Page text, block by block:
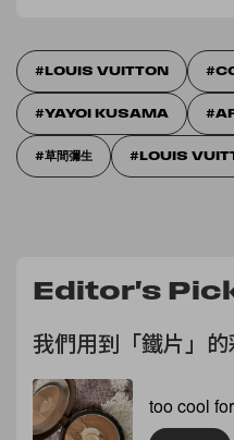
LOUIS VUITTON
YAYOI KUSAMA
草間彌生 LOUIS
Editor's
我們用到「鐵片」
too cool